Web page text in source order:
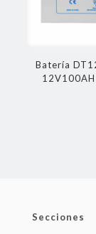
Batería
Secciones